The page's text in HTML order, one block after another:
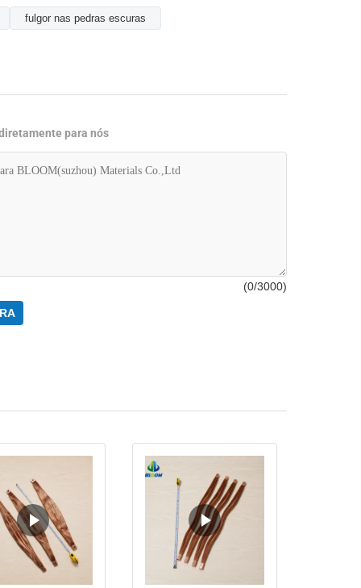
fulgor nas pedras escuras
para nós
(0/3000)